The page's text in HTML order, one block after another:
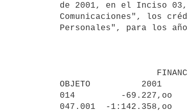
de 2001, en el Inciso
Comunicaciones", los
Personales", para los
OBJETO          2001
014         -69.227,oo
047.001  -1:142.358,oo